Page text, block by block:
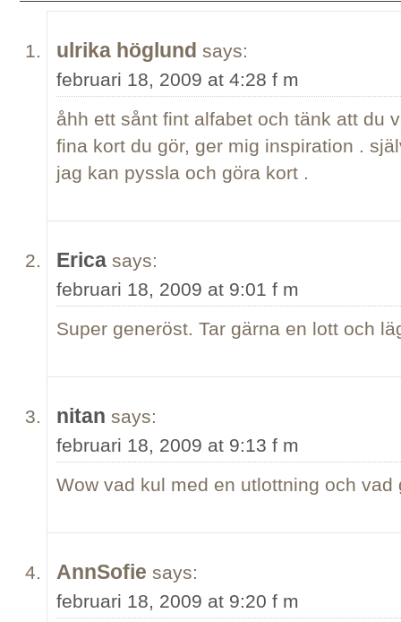
ulrika höglund says:
februari 18, 2009 at 4:28 f m
åhh ett sånt fint alfabet och tänk att du
fina kort du gör, ger mig inspiration .
jag kan pyssla och göra kort .
Erica says:
februari 18, 2009 at 9:01 f m
Super generöst. Tar gärna en lott och
nitan says:
februari 18, 2009 at 9:13 f m
Wow vad kul med en utlottning och vad
AnnSofie says:
februari 18, 2009 at 9:20 f m